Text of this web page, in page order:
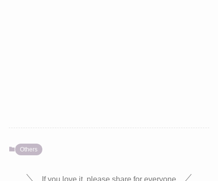
Others
If you love it, please share for everyone